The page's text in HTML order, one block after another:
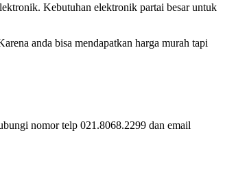
Kebutuhan elektronik partai besar untuk
anda bisa mendapatkan harga murah tapi
nomor telp 021.8068.2299 dan email